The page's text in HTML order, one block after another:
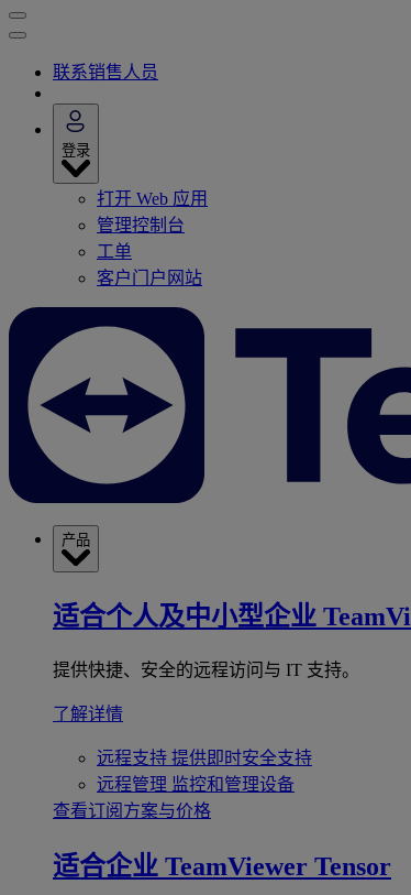
联系销售人员
登录
打开 Web 应用
管理控制台
工单
客户门户网站
产品
适合个人及中小型企业
提供快捷、安全的远程访问与 IT 支持。
了解详情
远程支持 提供即时安全支持
远程管理 监控和管理设备
查看订阅方案与价格
适合企业 TeamViewer Tensor